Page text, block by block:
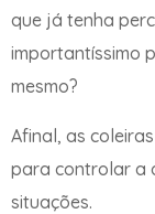
que já tenha
importantíssimo
mesmo?
Afinal, as
para controlar a
situações.